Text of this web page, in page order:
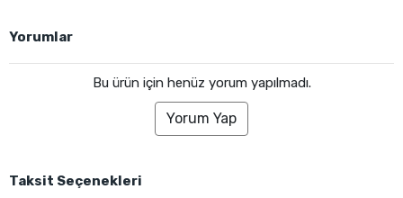
Yorumlar
Bu ürün için henüz yorum yapılmadı.
Yorum Yap
Taksit Seçenekleri